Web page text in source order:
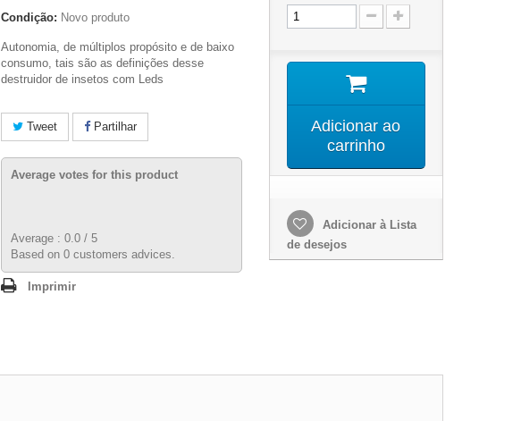
Condição: Novo produto
Autonomia, de múltiplos propósito e de baixo
consumo, tais são as definições desse
destruidor de insetos com Leds
Tweet Partilhar
Average votes for this product
Average : 0.0 / 5
Based on 0 customers advices.
Imprimir
Adicionar ao
carrinho
Adicionar à Lista
de desejos